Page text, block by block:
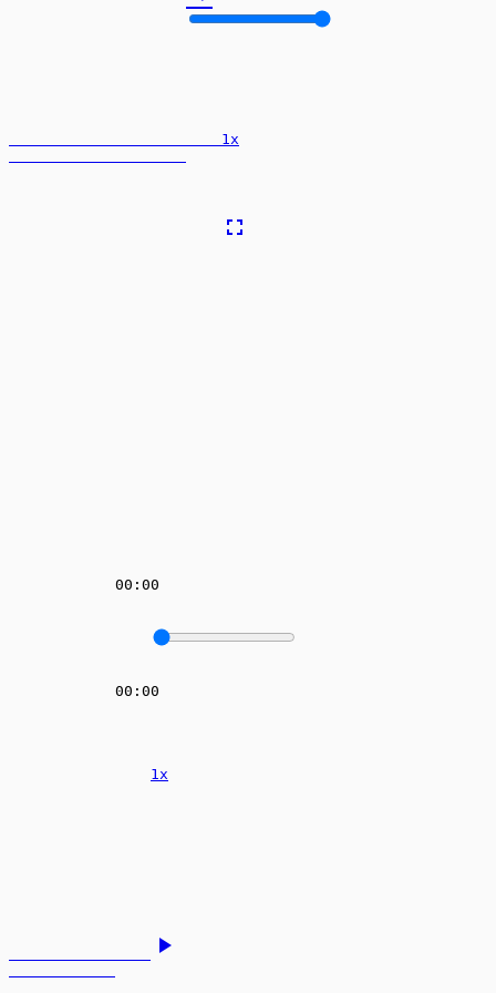
                        1x
fullscreen
00:00
00:00
1x
play_arrow